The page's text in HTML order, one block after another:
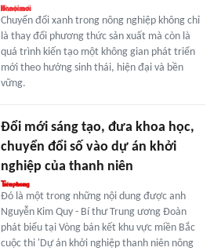
Chuyển đổi xanh trong nông nghiệp không chỉ
là thay đổi phương thức sản xuất mà còn là
quá trình kiến tạo một không gian phát triển
mới theo hướng sinh thái, hiện đại và bền
vững.
Đổi mới sáng tạo, đưa khoa học,
chuyển đổi số vào dự án khởi
nghiệp của thanh niên
Đó là một trong những nội dung được anh
Nguyễn Kim Quy - Bí thư Trung ương Đoàn
phát biểu tại Vòng bán kết khu vực miền Bắc
cuộc thi 'Dự án khởi nghiệp thanh niên nông